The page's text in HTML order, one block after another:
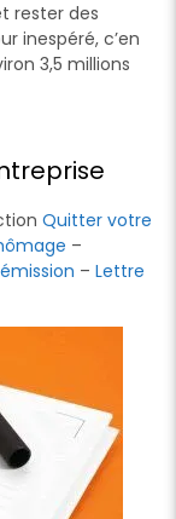
rester des
inespéré, c’en
3,5 millions
Quitter votre
–
– Lettre